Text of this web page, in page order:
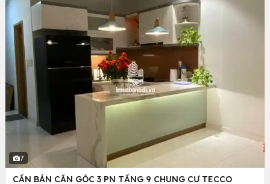
7
CẦN BÁN CĂN GÓC 3 PN TẦNG 9 CHUNG CƯ TECCO